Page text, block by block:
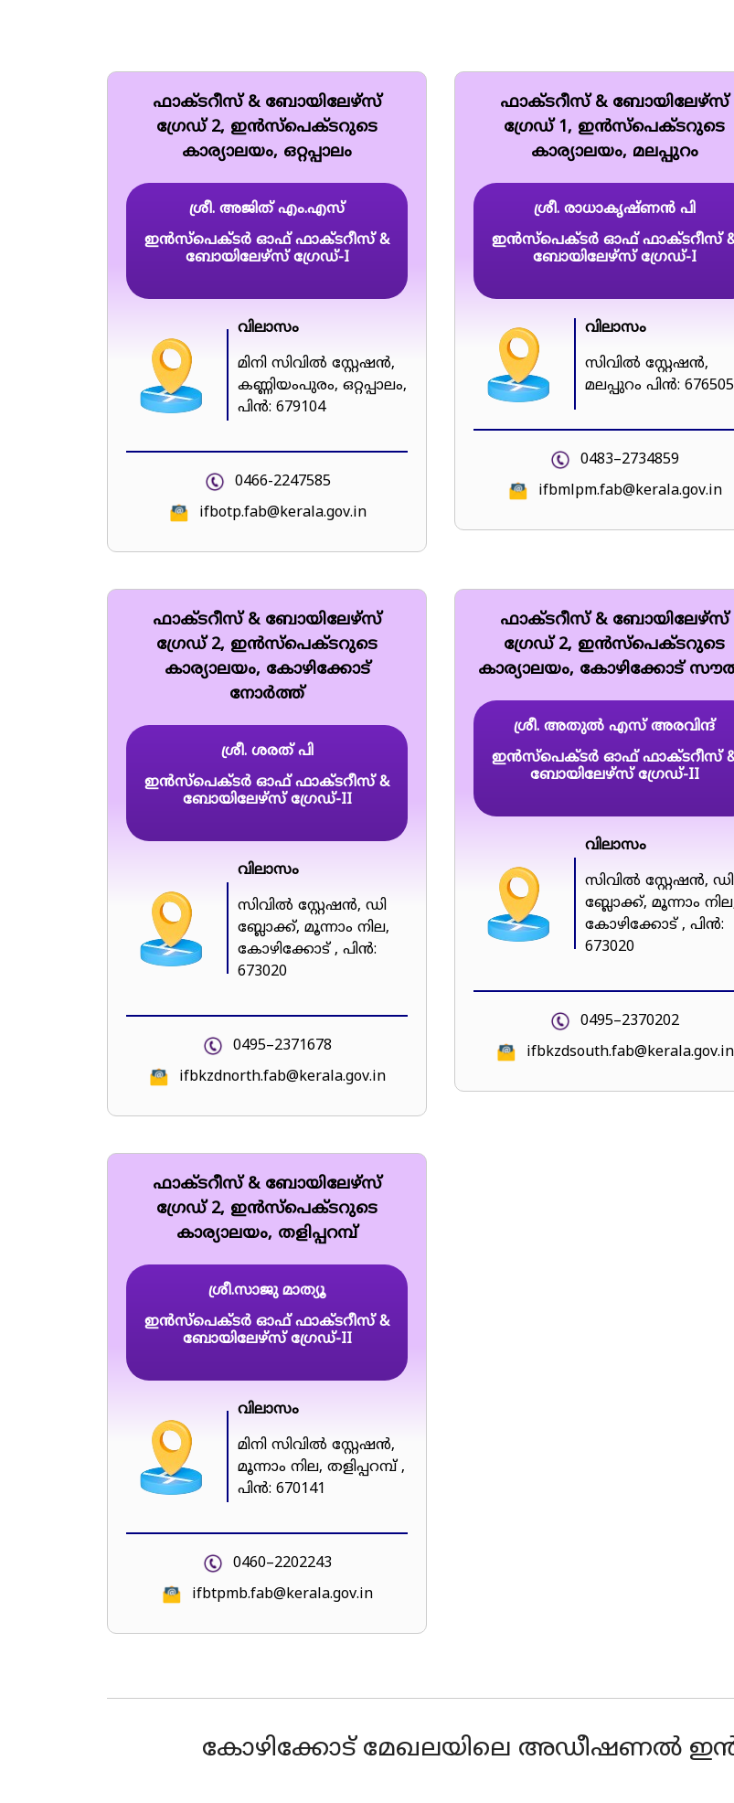
ഫാക്ടറീസ് & ബോയിലേഴ്സ്
ഗ്രേഡ് 2, ഇൻസ്‌പെക്ടറുടെ
കാര്യാലയം, ഒറ്റപ്പാലം
ശ്രീ. അജിത് എം.എസ്
ഇൻസ്പെക്ടർ ഓഫ് ഫാക്ടറീസ് &
ബോയിലേഴ്സ് ഗ്രേഡ്-I
വിലാസം
മിനി സിവിൽ സ്റ്റേഷൻ,
കണ്ണിയംപുരം, ഒറ്റപ്പാലം,
പിൻ: 679104
0466-2247585
ifbotp.fab@kerala.gov.in
ഫാക്ടറീസ് & ബോയിലേഴ്സ്
ഗ്രേഡ് 1, ഇൻസ്‌പെക്ടറുടെ
കാര്യാലയം, മലപ്പുറം
ശ്രീ. രാധാകൃഷ്ണൻ പി
ഇൻസ്പെക്ടർ ഓഫ് ഫാക്ടറീസ്
ബോയിലേഴ്സ് ഗ്രേഡ്-I
വിലാസം
സിവിൽ സ്റ്റേഷൻ,
മലപ്പുറം പിൻ: 676505
0483–2734859
ifbmlpm.fab@kerala.gov.in
ഫാക്ടറീസ് & ബോയിലേഴ്സ്
ഗ്രേഡ് 2, ഇൻസ്‌പെക്ടറുടെ
കാര്യാലയം, കോഴിക്കോട്
നോർത്ത്
ശ്രീ. ശരത് പി
ഇൻസ്പെക്ടർ ഓഫ് ഫാക്ടറീസ് &
ബോയിലേഴ്സ് ഗ്രേഡ്-II
വിലാസം
സിവിൽ സ്റ്റേഷൻ, ഡി
ബ്ലോക്ക്, മൂന്നാം നില,
കോഴിക്കോട് , പിൻ:
673020
0495–2371678
ifbkzdnorth.fab@kerala.gov.in
ഫാക്ടറീസ് & ബോയിലേഴ്സ്
ഗ്രേഡ് 2, ഇൻസ്‌പെക്ടറുടെ
കാര്യാലയം, കോഴിക്കോട്
ശ്രീ. അതുൽ എസ് അരവിന്ദ്
ഇൻസ്പെക്ടർ ഓഫ് ഫാക്ടറീസ്
ബോയിലേഴ്സ് ഗ്രേഡ്-II
വിലാസം
സിവിൽ സ്റ്റേഷൻ, ഡി
ബ്ലോക്ക്, മൂന്നാം
കോഴിക്കോട് , പിൻ:
673020
0495–2370202
ifbkzdsouth.fab@kerala.gov.in
ഫാക്ടറീസ് & ബോയിലേഴ്സ്
ഗ്രേഡ് 2, ഇൻസ്‌പെക്ടറുടെ
കാര്യാലയം, തളിപ്പറമ്പ്
ശ്രീ.സാജു മാത്യൂ
ഇൻസ്പെക്ടർ ഓഫ് ഫാക്ടറീസ് &
ബോയിലേഴ്സ് ഗ്രേഡ്-II
വിലാസം
മിനി സിവിൽ സ്റ്റേഷൻ,
മൂന്നാം നില, തളിപ്പറമ്പ് ,
പിൻ: 670141
0460–2202243
ifbtpmb.fab@kerala.gov.in
കോഴിക്കോട് മേഖലയിലെ അഡീഷണൽ